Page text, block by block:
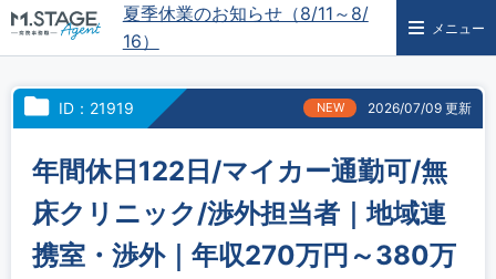
夏季休業のお知らせ（8/11～8/
16）
メニュー
ID：21919 NEW 2026/07/09 更新
年間休日122日/マイカー通勤可/無
床クリニック/渉外担当者｜地域連
携室・渉外｜年収270万円～380万